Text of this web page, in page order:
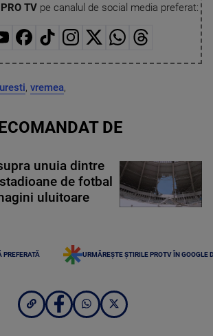
TVpe canalul de social media preferat:
, vremea,
DE
unuia dintre
de fotbal
uluitoare
URMĂREȘTE ȘTIRILE PROTV ÎN GOOGLE